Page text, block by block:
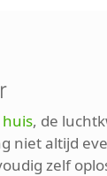
, de
niet altijd
zelf